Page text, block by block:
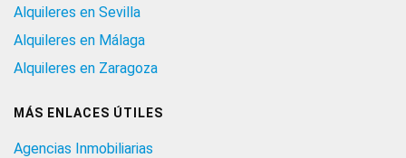
Alquileres en Sevilla
Alquileres en Málaga
Alquileres en Zaragoza
MÁS ENLACES ÚTILES
Agencias Inmobiliarias